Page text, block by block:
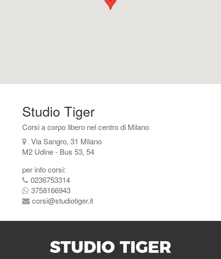
Studio Tiger
Corsi a corpo libero nel centro di Milano
Via Sangro, 31 Milano
M2 Udine - Bus 53, 54
per info corsi:
0236753314
3758166943
corsi@studiotiger.it